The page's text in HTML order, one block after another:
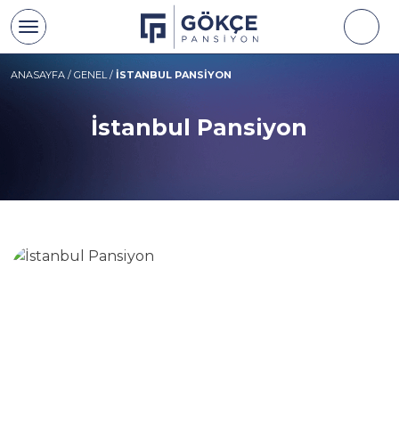
ANASAYFA / GENEL/ İSTANBUL PANSIYON
İstanbul Pansiyon